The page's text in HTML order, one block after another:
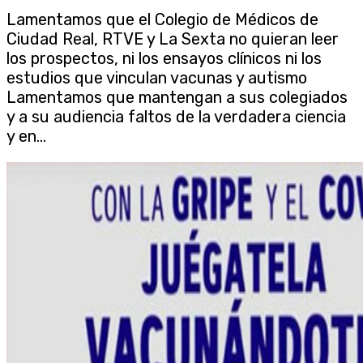
Lamentamos que el Colegio de Médicos de
Ciudad Real, RTVE y La Sexta no quieran leer
los prospectos, ni los ensayos clínicos ni los
estudios que vinculan vacunas y autismo
Lamentamos que mantengan a sus colegiados
y a su audiencia faltos de la verdadera ciencia
y en...